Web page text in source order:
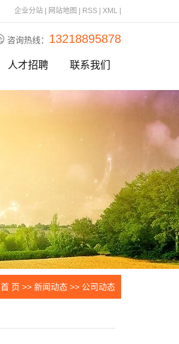
企业分站 网站地图 RSS XML
咨询热线： 13218895878
人才招聘 联系我们
首 页 >> 新闻动态 >> 公司动态